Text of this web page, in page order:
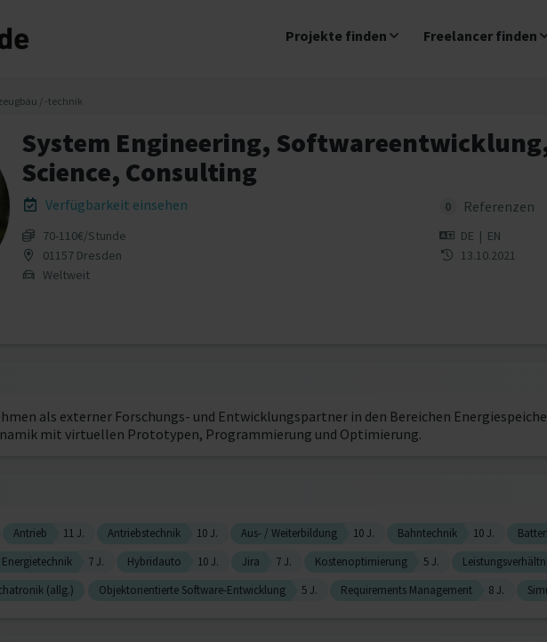
Projekte finden Freelancer finden
/ -technik
System Engineering,
Science, Consulting
Verfügbarkeit einsehen 0 Referenzen
70‐110€/Stunde
01157 Dresden
Weltweit
DE | EN
13.10.2021
als externer Forschungs- und Entwicklungspartner in den Bereichen
mit virtuellen Prototypen, Programmierung und Optimierung.
Antrieb 11 J. Antriebstechnik 10 J. Aus- / Weiterbildung 10 J. Bahntechnik 10 J.
Energietechnik 7 J. Hybridauto 10 J. Jira 7 J. Kostenoptimierung 5 J.
(allg.) Objektorientierte Software-Entwicklung 5 J. Requirements Management 8 J.